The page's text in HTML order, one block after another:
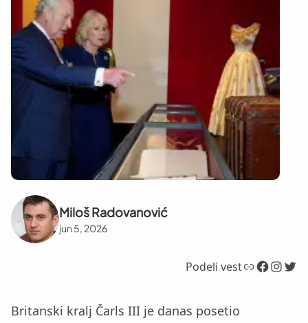
Miloš Radovanović
jun 5, 2026
Podeli vestLink Facebook InstagramTwitter
Britanski kralj Čarls III je danas posetio